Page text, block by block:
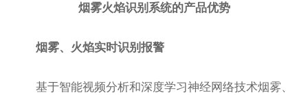
烟雾火焰识别系统的产品优势
烟雾、火焰实时识别报警
基于智能视频分析和深度学习神经网络技术烟雾、